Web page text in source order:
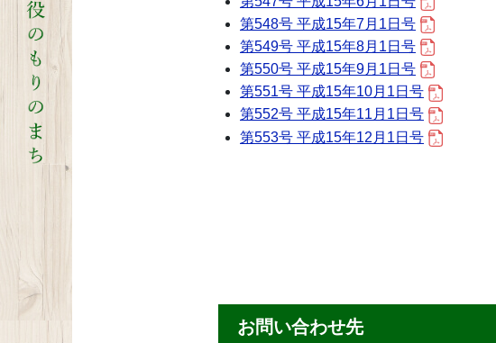
第548号 平成15年7月1日号
第549号 平成15年8月1日号
第550号 平成15年9月1日号
第551号 平成15年10月1日号
第552号 平成15年11月1日号
第553号 平成15年12月1日号
お問い合わせ先